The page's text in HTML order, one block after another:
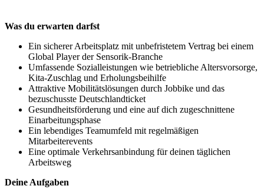
Was du erwarten darfst
Ein sicherer Arbeitsplatz mit unbefristetem Vertrag bei einem
Global Player der Sensorik-Branche
Umfassende Sozialleistungen wie betriebliche Altersvorsorge,
Kita-Zuschlag und Erholungsbeihilfe
Attraktive Mobilitätslösungen durch Jobbike und das
bezuschusste Deutschlandticket
Gesundheitsförderung und eine auf dich zugeschnittene
Einarbeitungsphase
Ein lebendiges Teamumfeld mit regelmäßigen
Mitarbeiterevents
Eine optimale Verkehrsanbindung für deinen täglichen
Arbeitsweg
Deine Aufgaben